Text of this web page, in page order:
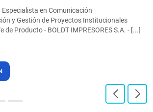
en Comunicación
y Gestión de Proyectos Institucionales
Producto - BOLDT IMPRESORES S.A. - [...]